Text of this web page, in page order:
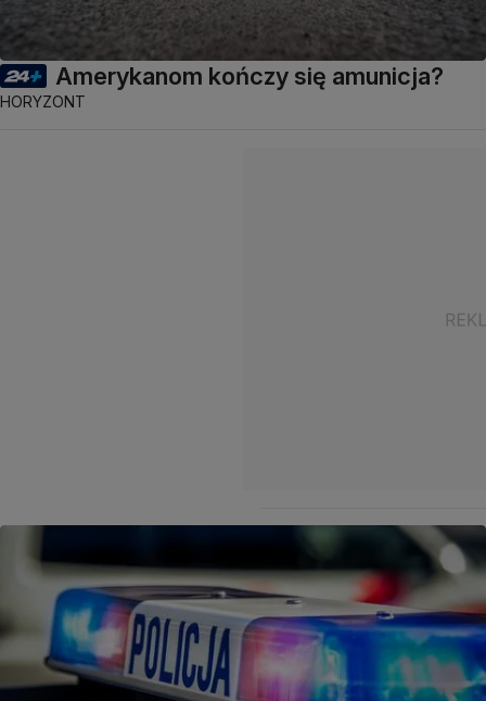
Amerykanom kończy się amunicja?
HORYZONT